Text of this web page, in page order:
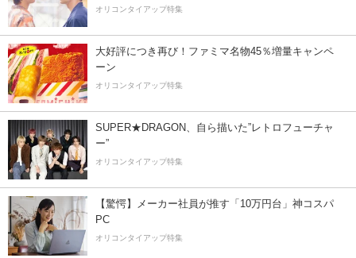
オリコンタイアップ特集
大好評につき再び！ファミマ名物45％増量キャンペ
ーン
オリコンタイアップ特集
SUPER★DRAGON、自ら描いた”レトロフューチャ
ー”
オリコンタイアップ特集
【驚愕】メーカー社員が推す「10万円台」神コスパ
PC
オリコンタイアップ特集